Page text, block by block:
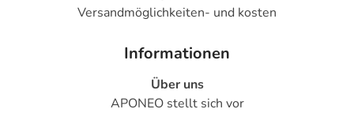
Versandmöglichkeiten- und kosten
Informationen
Über uns
APONEO stellt sich vor